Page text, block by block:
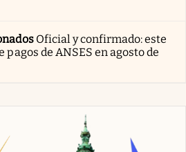
Oficial y confirmado: este
pagos de ANSES en agosto de